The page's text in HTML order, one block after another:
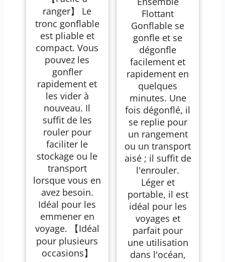
ranger】 Le
tronc gonflable
est pliable et
compact. Vous
pouvez les
gonfler
rapidement et
les vider à
nouveau. Il
suffit de les
rouler pour
faciliter le
stockage ou le
transport
lorsque vous en
avez besoin.
Idéal pour les
emmener en
voyage. 【Idéal
pour plusieurs
occasions】
Flottant
Gonflable se
gonfle et se
dégonfle
facilement et
rapidement en
quelques
minutes. Une
fois dégonflé, il
se replie pour
un rangement
ou un transport
aisé ; il suffit de
l'enrouler.
Léger et
portable, il est
idéal pour les
voyages et
parfait pour
une utilisation
dans l'océan,